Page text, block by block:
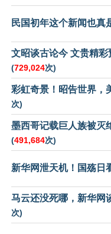
民国初年这个新闻也真
文昭谈古论今 文贵精彩
(729,024次)
彩虹奇景！昭告世界，
次)
墨西哥记载巨人族被灭
(491,684次)
新华网泄天机！国殇日
马云还没死哪，新华网
次)